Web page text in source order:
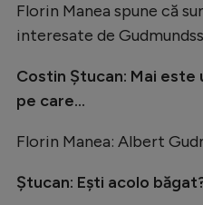
Florin Manea spune că
interesate de
Costin Ștucan: Mai este
pe care...
Florin Manea: Albert
Ștucan: Ești acolo